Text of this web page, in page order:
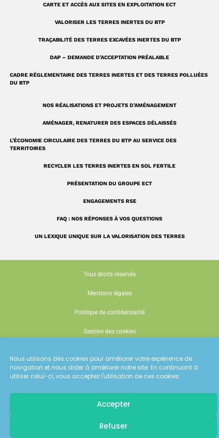
Nous utilisons des cookies pour améliorer votre expérience de
navigation et nous aider à améliorer notre site. En continuant à
utiliser celui-ci, vous acceptez l'utilisation de ces cookies.
Accepter
Refuser
a
m
CARTE ET ACCÈS AUX SITES EN EXPLOITATION ECT
VALORISER LES TERRES INERTES DU BTP
TRAÇABILITÉ DES TERRES EXCAVÉES INERTES DU BTP
DAP – DEMANDE D’ACCEPTATION PRÉALABLE
CADRE RÉGLEMENTAIRE DES TERRES INERTES ET DES TERRES POLLUÉES
DU BTP
NOS RÉALISATIONS ET PROJETS D’AMÉNAGEMENT
AMÉNAGER, RENATURER DES ESPACES DÉLAISSÉS
L’ÉCONOMIE CIRCULAIRE DES TERRES DU BTP AU SERVICE DES
TERRITOIRES
RECYCLER LES TERRES INERTES EN SOL FERTILE
PRÉSENTATION DU GROUPE ECT
ENGAGEMENTS RSE
FAQ : NOS RÉPONSES À VOS QUESTIONS
UN LEXIQUE UNIQUE SUR LA VALORISATION DES TERRES
Tous droits réservés
Mentions légales
Politique de confidentialité
Gestion des cookies
les dernières actualités d'ECT